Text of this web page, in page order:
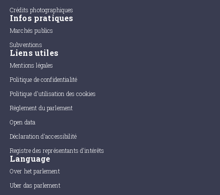
Crédits photographiques
Infos pratiques
Marchés publics
Subventions
Liens utiles
Mentions légales
Politique de confidentialité
Politique d'utilisation des cookies
Règlement du parlement
Open data
Déclaration d'accessibilité
Registre des représentants d'intérêts
Language
Over het parlement
Uber das parlement